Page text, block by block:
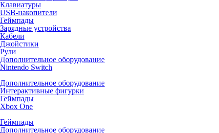
Клавиатуры
USB-накопители
Геймпады
Зарядные устройства
Кабели
Джойстики
Рули
Дополнительное оборудование
Nintendo Switch
Дополнительное оборудование
Интерактивные фигурки
Геймпады
Xbox One
Геймпады
Дополнительное оборудование